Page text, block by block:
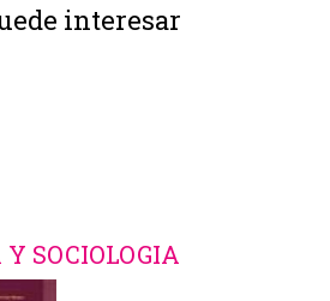
interesar
SOCIOLOGIA